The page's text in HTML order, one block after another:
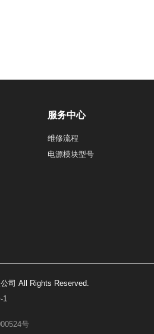
服务中心
维修流程
电源模块型号
司 All Rights Reserved.
号